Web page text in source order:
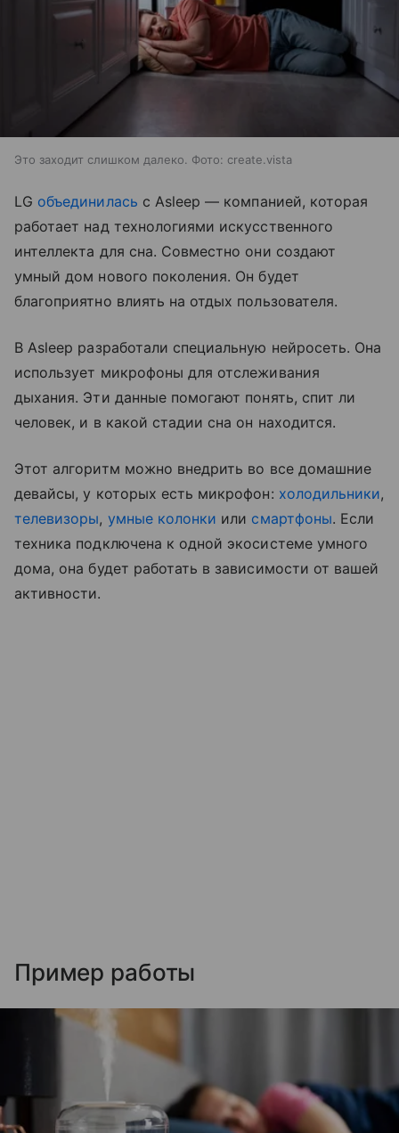
Это заходит слишком далеко. Фото: create.vista
LG объединилась с Asleep — компанией, которая
работает над технологиями искусственного
интеллекта для сна. Совместно они создают
умный дом нового поколения. Он будет
благоприятно влиять на отдых пользователя.
В Asleep разработали специальную нейросеть. Она
использует микрофоны для отслеживания
дыхания. Эти данные помогают понять, спит ли
человек, и в какой стадии сна он находится.
Этот алгоритм можно внедрить во все домашние
девайсы, у которых есть микрофон: холодильники,
телевизоры, умные колонки или смартфоны. Если
техника подключена к одной экосистеме умного
дома, она будет работать в зависимости от вашей
активности.
Пример работы